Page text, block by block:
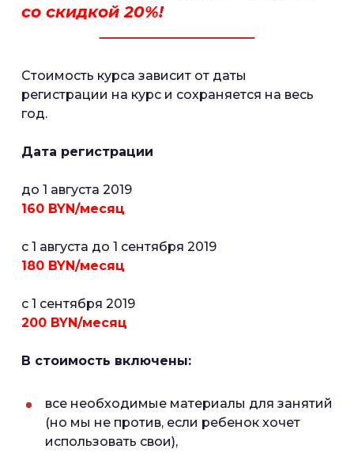
со скидкой 20%!
Cтоимость курса зависит от даты
регистрации на курс и сохраняется на весь
год.
Дата регистрации
до 1 августа 2019
160 BYN/месяц
c 1 августа до 1 сентября 2019
180 BYN/месяц
c 1 сентября 2019
200 BYN/месяц
В стоимость включены:
все необходимые материалы для занятий
(но мы не против, если ребенок хочет
использовать свои),